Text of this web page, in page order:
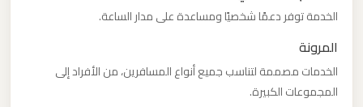
الخدمة توفر دعمًا شخصيًا ومساعدة على مدار الساعة.
المرونة
الخدمات مصممة لتناسب جميع أنواع المسافرين، من الأفراد إلى
المجموعات الكبيرة.
العرب
والإسكندرية
ليموزين